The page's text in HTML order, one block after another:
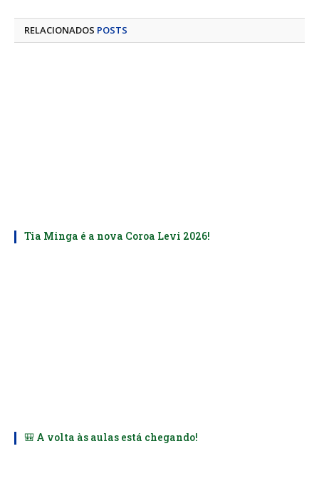
RELACIONADOS POSTS
Tia Minga é a nova Coroa Levi 2026!
🎒 A volta às aulas está chegando!